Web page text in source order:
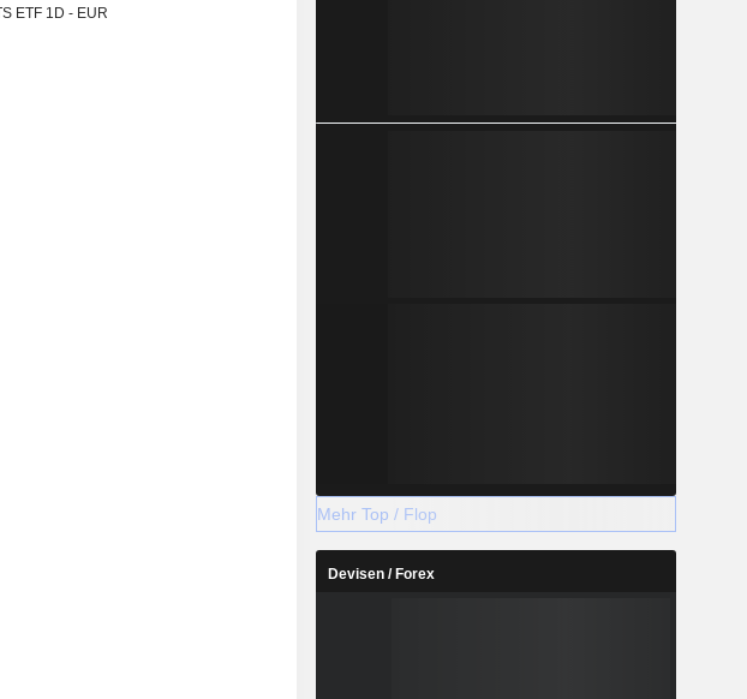
ETF 1D - EUR
Mehr Top / Flop
Devisen / Forex